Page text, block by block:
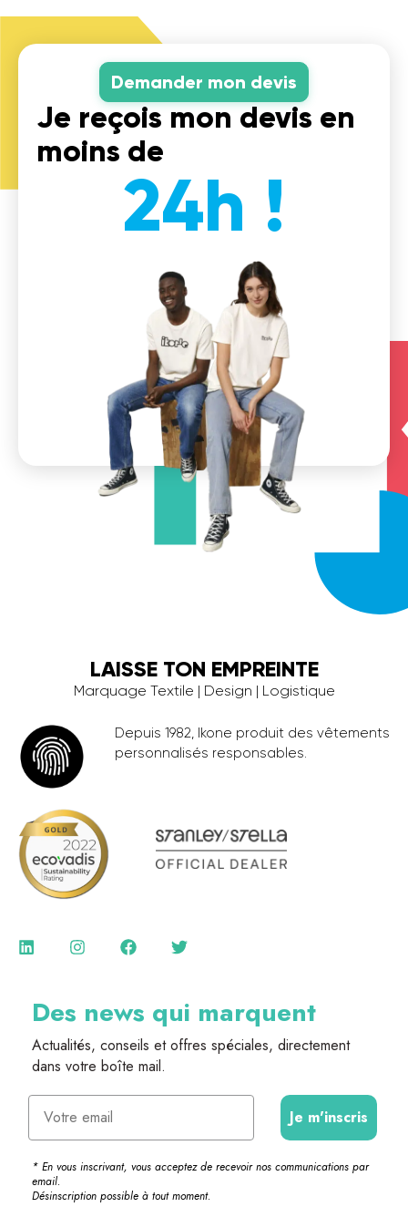
Demander mon devis
24h !
Je reçois mon devis en
moins de
LAISSE TON EMPREINTE
Marquage Textile | Design | Logistique
Depuis 1982, Ikone produit des vêtements
personnalisés responsables.
Des news qui marquent
Actualités, conseils et offres spéciales, directement
dans votre boîte mail.
Email
Je m'inscris
* En vous inscrivant, vous acceptez de recevoir nos communications par
email.
Désinscription possible à tout moment.